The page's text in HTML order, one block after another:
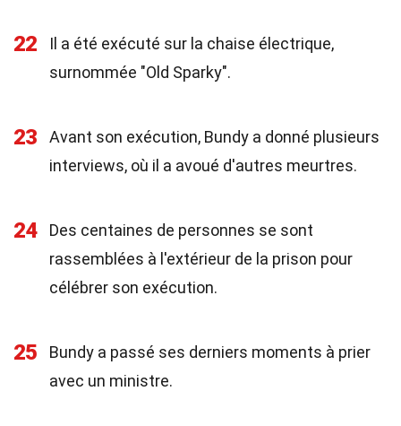
22
Il a été exécuté sur la chaise électrique,
surnommée "Old Sparky".
23
Avant son exécution, Bundy a donné plusieurs
interviews, où il a avoué d'autres meurtres.
24
Des centaines de personnes se sont
rassemblées à l'extérieur de la prison pour
célébrer son exécution.
25
Bundy a passé ses derniers moments à prier
avec un ministre.